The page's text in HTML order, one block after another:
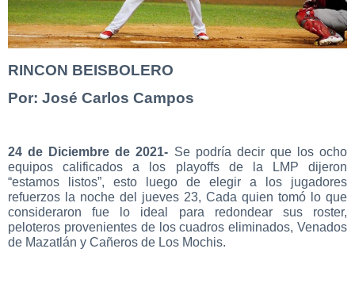
RINCON BEISBOLERO
Por: José Carlos Campos
24 de Diciembre de 2021- Se podría decir que los ocho
equipos calificados a los playoffs de la LMP dijeron
“estamos listos”, esto luego de elegir a los jugadores
refuerzos la noche del jueves 23, Cada quien tomó lo que
consideraron fue lo ideal para redondear sus roster,
peloteros provenientes de los cuadros eliminados, Venados
de Mazatlán y Cañeros de Los Mochis.